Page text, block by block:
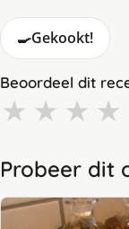
🍳Gekookt!
Beoordeel dit
★ ★ ★ ★
Probeer dit